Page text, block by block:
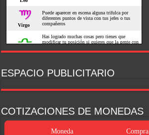
ESPACIO PUBLICITARIO
COTIZACIONES DE MONEDAS
Moneda Compra